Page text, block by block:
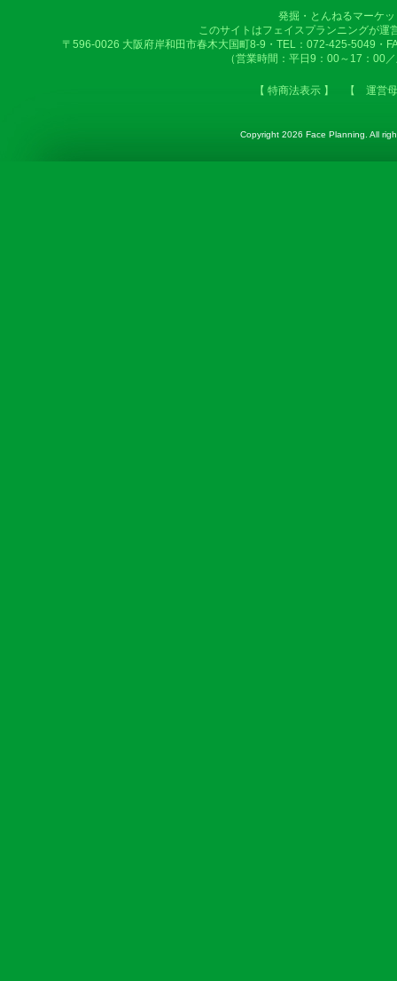
発掘・とんねるマーケ
このサイトはフェイスプランニングが運
〒596-0026 大阪府岸和田市春木大国町8-9・TEL：072-425-5049・
（営業時間：平日9：00～17：00
【 特商法表示 】 【 運営
Copyright 2026 Face Planning. All